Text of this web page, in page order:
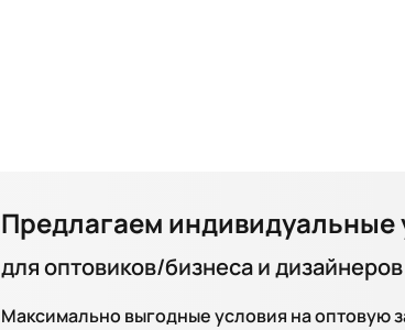
Предлагаем индивидуальные
для оптовиков/бизнеса и дизайнеров
Максимально выгодные условия на оптовую